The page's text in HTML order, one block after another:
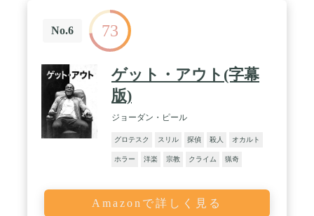
No.6 73
ゲット・アウト(字幕
版)
ジョーダン・ピール
グロテスク スリル 探偵 殺人 オカルト
ホラー 洋楽 宗教 クライム 猟奇
Amazonで詳しく見る